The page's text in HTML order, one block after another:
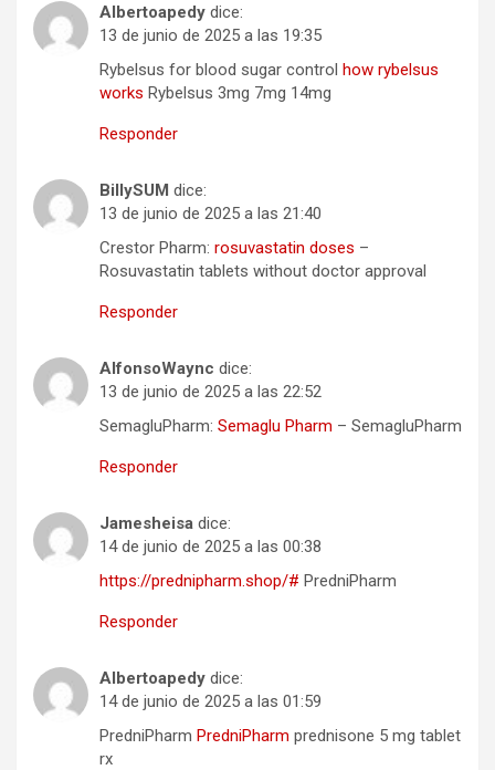
Albertoapedy dice:
13 de junio de 2025 a las 19:35
Rybelsus for blood sugar control how rybelsus
works Rybelsus 3mg 7mg 14mg
Responder
BillySUM dice:
13 de junio de 2025 a las 21:40
Crestor Pharm: rosuvastatin doses –
Rosuvastatin tablets without doctor approval
Responder
AlfonsoWaync dice:
13 de junio de 2025 a las 22:52
SemagluPharm: Semaglu Pharm – SemagluPharm
Responder
Jamesheisa dice:
14 de junio de 2025 a las 00:38
https://prednipharm.shop/# PredniPharm
Responder
Albertoapedy dice:
14 de junio de 2025 a las 01:59
PredniPharm PredniPharm prednisone 5 mg tablet
rx